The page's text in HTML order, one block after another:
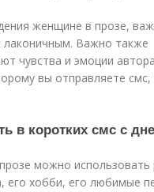
женщине в прозе,
Важно также
чувства и эмоции
вы отправляете
в коротких смс с
можно использовать
его хобби, его любимые